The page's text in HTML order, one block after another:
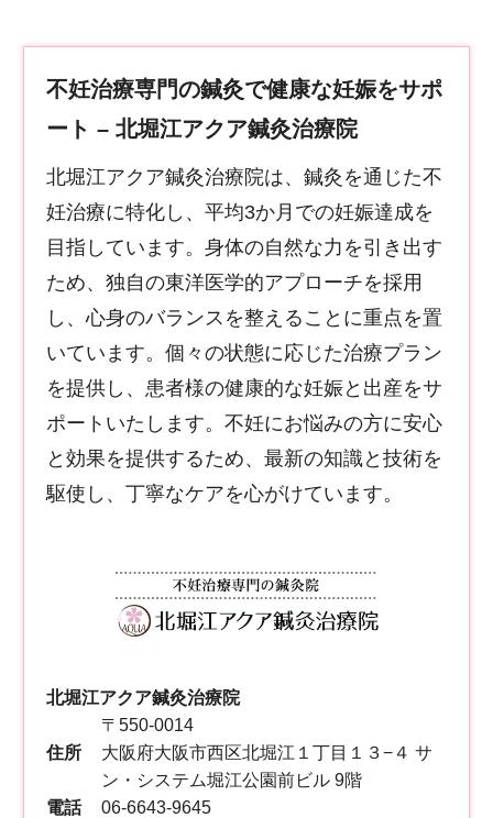
不妊治療専門の鍼灸で健康な妊娠をサポ
ート – 北堀江アクア鍼灸治療院
北堀江アクア鍼灸治療院は、鍼灸を通じた不
妊治療に特化し、平均3か月での妊娠達成を
目指しています。身体の自然な力を引き出す
ため、独自の東洋医学的アプローチを採用
し、心身のバランスを整えることに重点を置
いています。個々の状態に応じた治療プラン
を提供し、患者様の健康的な妊娠と出産をサ
ポートいたします。不妊にお悩みの方に安心
と効果を提供するため、最新の知識と技術を
駆使し、丁寧なケアを心がけています。
北堀江アクア鍼灸治療院
住所
〒550-0014
大阪府大阪市西区北堀江１丁目１３−４ サ
ン・システム堀江公園前ビル 9階
電話
06-6643-9645